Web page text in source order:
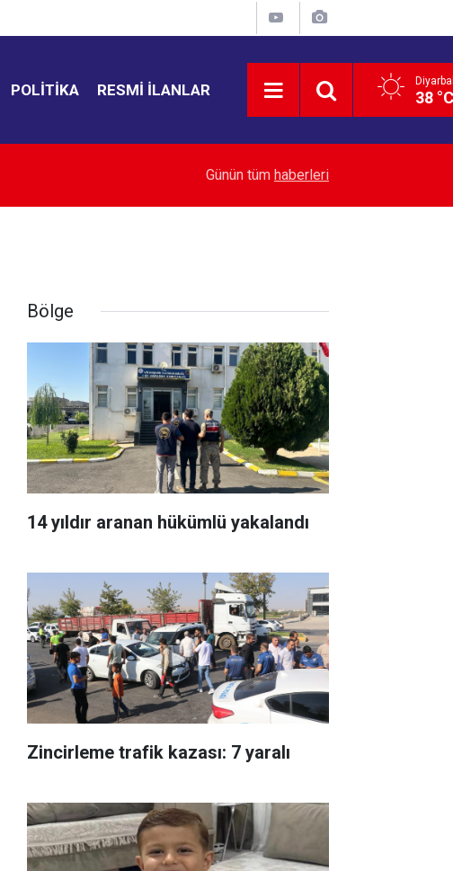
POLITIKA RESMI İLANLAR 38
YENİ Parti Manisa İl Başkanı Özalper tutuklandı
Günün tüm haberleri
Bölge
14 yıldır aranan hükümlü yakalandı
Zincirleme trafik kazası: 7 yaralı